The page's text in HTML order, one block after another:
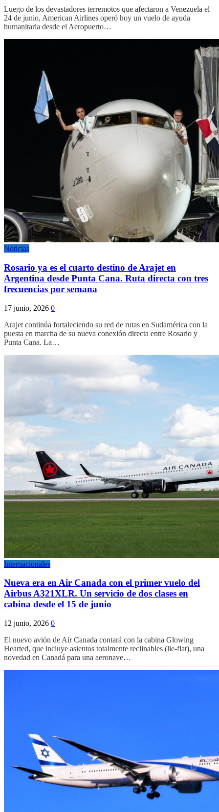
Luego de los devastadores terremotos que afectaron a Venezuela el
24 de junio, American Airlines operó hoy un vuelo de ayuda
humanitaria desde el Aeropuerto…
Noticias
Rosario ya es el cuarto destino de Arajet en
Argentina desde Punta Cana. Ruta directa con tres
frecuencias por semana
17 junio, 2026 0
Arajet continúa fortaleciendo su red de rutas en Sudamérica con la
puesta en marcha de su nueva conexión directa entre Rosario y
Punta Cana. La…
Internacionales
Nueva era en Air Canada con el primer vuelo del
Airbus A321XLR. Un servicio de dos clases en
cabina desde el 15 de junio
12 junio, 2026 0
El nuevo avión de Air Canada contará con la cabina Glowing
Hearted, que incluye asientos totalmente reclinables (lie-flat), una
novedad en Canadá para una aeronave…